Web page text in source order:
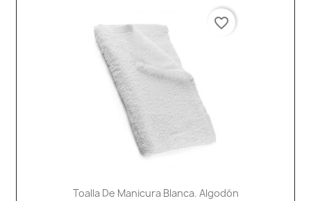
Toalla De Manicura Blanca. Algodón
favorite_border